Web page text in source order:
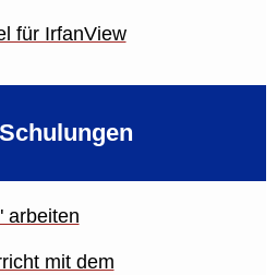
für IrfanView
Schulungen
arbeiten
mit dem